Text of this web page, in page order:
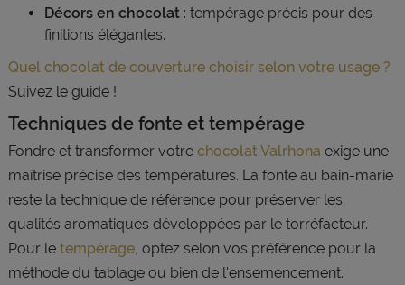
Décors en chocolat: tempérage précis pour des
finitions élégantes.
Quel chocolat de couverture choisir selon votre usage ?
Suivez le guide !
Techniques de fonte et tempérage
Fondre et transformer votre chocolat Valrhona exige une
maîtrise précise des températures. La fonte au bain-marie
reste la technique de référence pour préserver les
qualités aromatiques développées par le torréfacteur.
Pour le tempérage, optez selon vos préférence pour la
méthode du tablage ou bien de l'ensemencement.